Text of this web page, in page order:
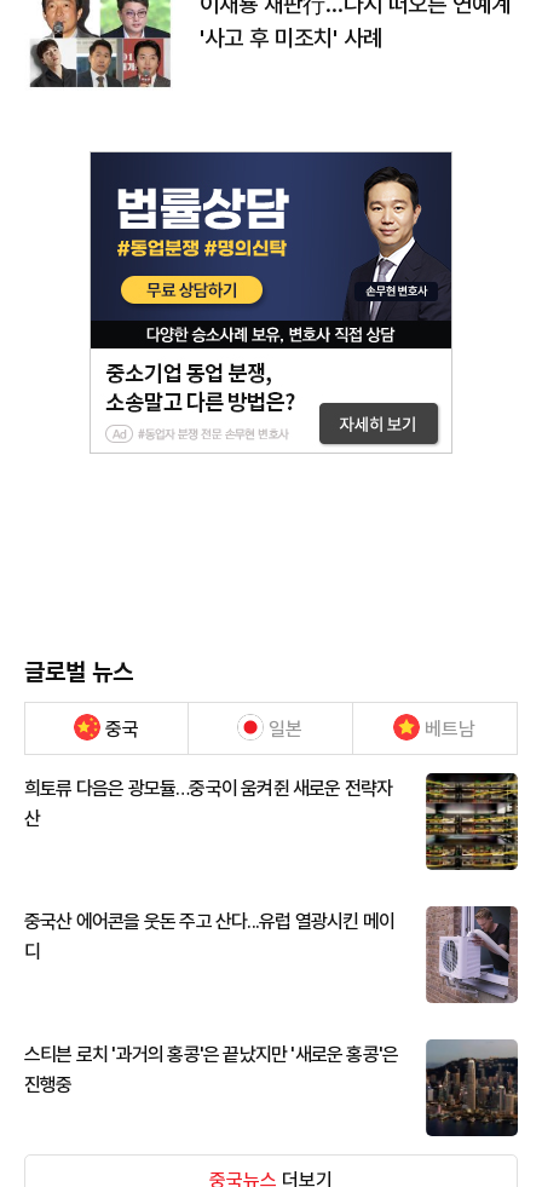
'사고 후 미조치' 사례
글로벌 뉴스
중국 일본 베트남
희토류 다음은 광모듈…중국이 움켜쥔 새로운 전략자
산
중국산 에어콘을 웃돈 주고 산다...유럽 열광시킨 메이
디
스티븐 로치 '과거의 홍콩'은 끝났지만 '새로운 홍콩'은
진행중
중국뉴스 더보기